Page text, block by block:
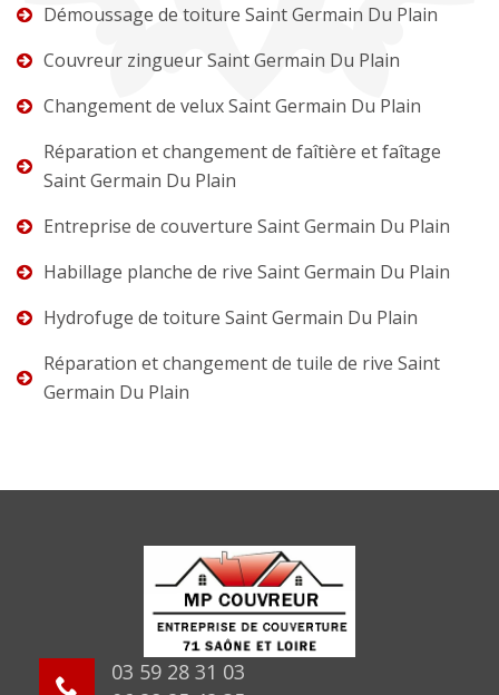
Démoussage de toiture Saint Germain Du Plain
Couvreur zingueur Saint Germain Du Plain
Changement de velux Saint Germain Du Plain
Réparation et changement de faîtière et faîtage
Saint Germain Du Plain
Entreprise de couverture Saint Germain Du Plain
Habillage planche de rive Saint Germain Du Plain
Hydrofuge de toiture Saint Germain Du Plain
Réparation et changement de tuile de rive Saint
Germain Du Plain
03 59 28 31 03